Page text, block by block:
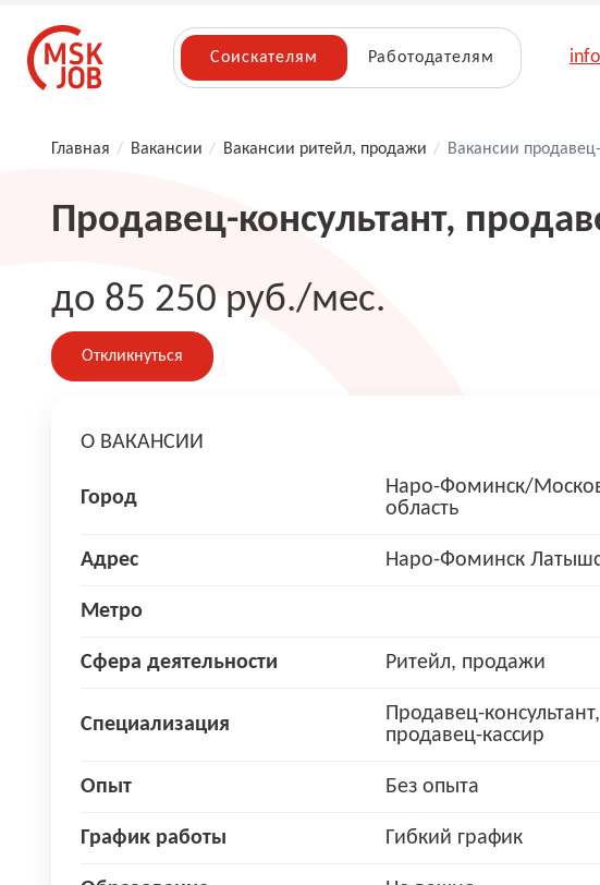
Соискателям Работодателям
Главная / Вакансии / Вакансии ритейл, продажи / Вакансии
Продавец-консультант,
до 85 250 руб./мес.
Откликнуться
О ВАКАНСИИ
Город
Наро-Фоминск/
область
Адрес Наро-Фоминск
Метро
Сфера деятельности Ритейл, продажи
Специализация
Продавец-консультант,
продавец-кассир
Опыт Без опыта
График работы Гибкий график